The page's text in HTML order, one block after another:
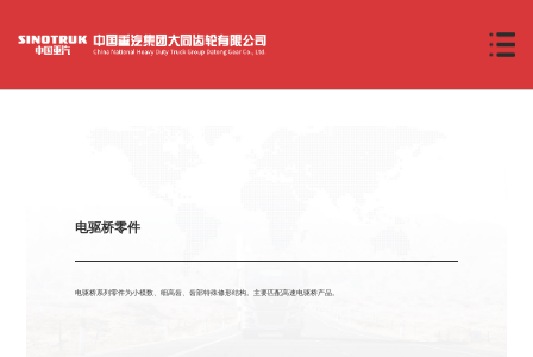
电驱桥零件
电驱桥系列零件为小模数、细高齿、齿部特殊修形结构。主要匹配高速电驱桥产品。